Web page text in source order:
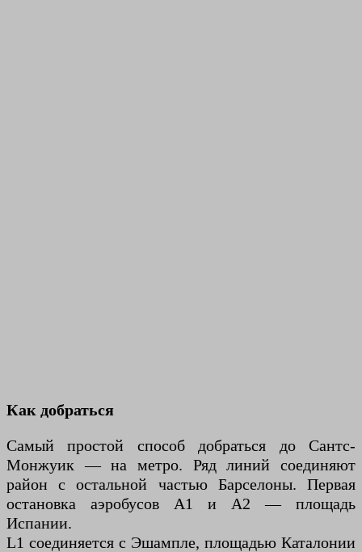
Как добраться
Самый простой способ добраться до Сантс-
Монжуик — на метро. Ряд линий соединяют
район с остальной частью Барселоны. Первая
остановка аэробусов А1 и А2 — площадь
Испании.
L1 соединяется с Эшампле, площадью Каталонии